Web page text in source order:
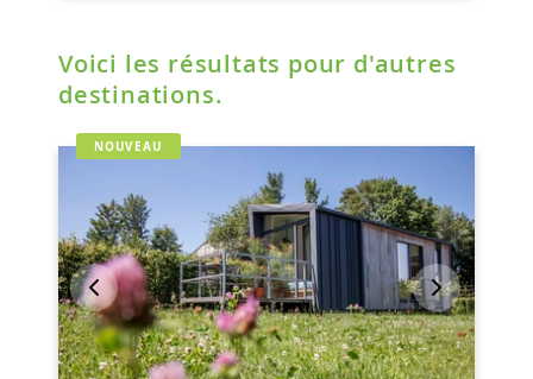
Voici les résultats pour d'autres
destinations.